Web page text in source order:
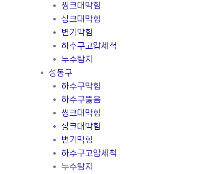
씽크대막힘
싱크대막힘
변기막힘
하수구고압세척
누수탐지
성동구
하수구막힘
하수구뚫음
씽크대막힘
싱크대막힘
변기막힘
하수구고압세척
누수탐지